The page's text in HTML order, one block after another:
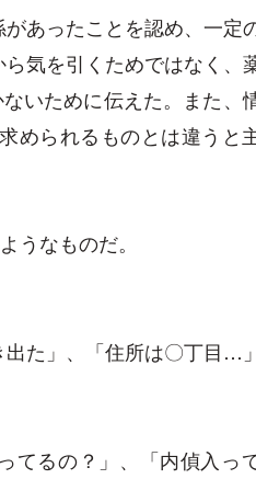
あったことを認め、一定
気を引くためではなく、
いために伝えた。また、
められるものとは違うと
うなものだ。
た」、「住所は〇丁目…」
てるの？」、「内偵入っ